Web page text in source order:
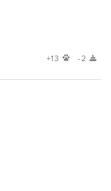
+13 -2